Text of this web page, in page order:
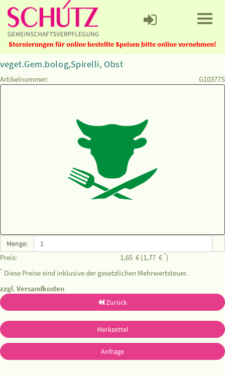
Stornierungen für online bestellte Speisen bitte online vornehmen!
veget.Gem.bolog,Spirelli, Obst
Artikelnummer: G10377S
Menge:
Preis: 1,65 € (1,77 € *)
* Diese Preise sind inklusive der gesetzlichen Mehrwertsteuer.
zzgl. Versandkosten
Zurück
Merkzettel
Anfrage